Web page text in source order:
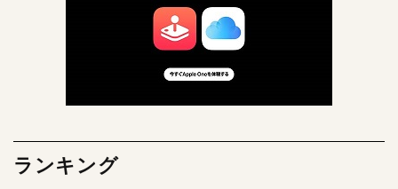
ランキング